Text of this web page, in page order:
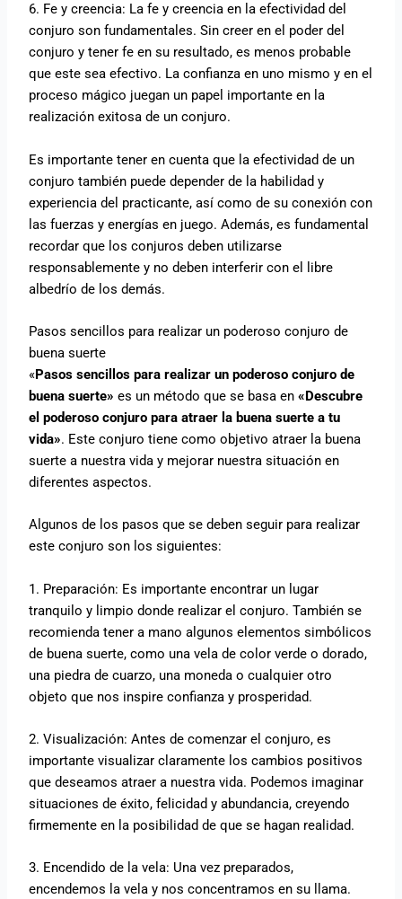
6. Fe y creencia: La fe y creencia en la efectividad del
conjuro son fundamentales. Sin creer en el poder del
conjuro y tener fe en su resultado, es menos probable
que este sea efectivo. La confianza en uno mismo y en el
proceso mágico juegan un papel importante en la
realización exitosa de un conjuro.
Es importante tener en cuenta que la efectividad de un
conjuro también puede depender de la habilidad y
experiencia del practicante, así como de su conexión con
las fuerzas y energías en juego. Además, es fundamental
recordar que los conjuros deben utilizarse
responsablemente y no deben interferir con el libre
albedrío de los demás.
Pasos sencillos para realizar un poderoso conjuro de
buena suerte
«Pasos sencillos para realizar un poderoso conjuro de
buena suerte» es un método que se basa en«Descubre
el poderoso conjuro para atraer la buena suerte a tu
vida». Este conjuro tiene como objetivo atraer la buena
suerte a nuestra vida y mejorar nuestra situación en
diferentes aspectos.
Algunos de los pasos que se deben seguir para realizar
este conjuro son los siguientes:
1. Preparación: Es importante encontrar un lugar
tranquilo y limpio donde realizar el conjuro. También se
recomienda tener a mano algunos elementos simbólicos
de buena suerte, como una vela de color verde o dorado,
una piedra de cuarzo, una moneda o cualquier otro
objeto que nos inspire confianza y prosperidad.
2. Visualización: Antes de comenzar el conjuro, es
importante visualizar claramente los cambios positivos
que deseamos atraer a nuestra vida. Podemos imaginar
situaciones de éxito, felicidad y abundancia, creyendo
firmemente en la posibilidad de que se hagan realidad.
3. Encendido de la vela: Una vez preparados,
encendemos la vela y nos concentramos en su llama.